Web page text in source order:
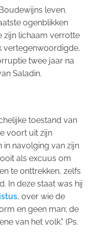
leven.
ogenblikken
zijn lichaam verrotte
vertegenwoordigde,
twee jaar na
Saladin.
toestand van
voort uit zijn
in navolging van zijn
als excuus om
te onttrekken, zelfs
In deze staat was hij
, over wie de
en geen man; de
van het volk." (Ps.